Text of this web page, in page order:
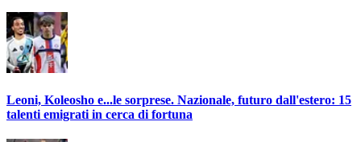
Leoni, Koleosho e...le sorprese. Nazionale, futuro dall'estero: 15
talenti emigrati in cerca di fortuna